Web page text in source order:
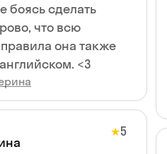
боясь сделать
что всю
она также
<3
★5